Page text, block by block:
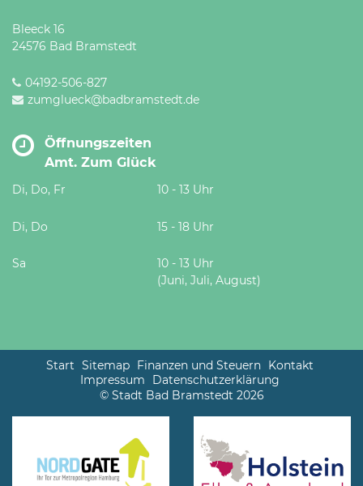
Bleeck 16
24576 Bad Bramstedt
04192-506-827
zumglueck@badbramstedt.de
Öffnungszeiten
Amt. Zum Glück
Di, Do, Fr 10 - 13 Uhr
Di, Do 15 - 18 Uhr
Sa
10 - 13 Uhr
(Juni, Juli, August)
Start Sitemap Finanzen und Steuern Kontakt
Impressum
Datenschutzerklärung
© Stadt Bad Bramstedt 2026